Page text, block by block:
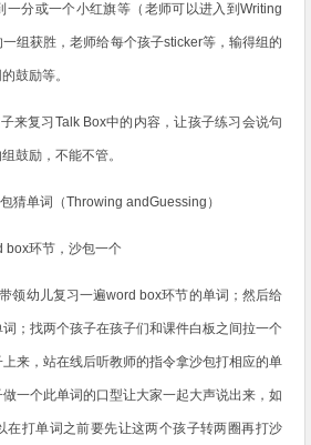
一分或一个小红旗等（老师可以进入到Writing
组获胜，老师给每个孩子sticker等，输得组的
鼓励等。
来复习 Talk Box中的内容，让孩子练习会说句
鼓励，不能不管。
猜单词（Throwing andGuessing ）
box环节，沙包一个
领幼儿复习一遍word box环节的单词；然后给
；找两个孩子在孩子们和课件白板之间拉一个
来，站在线后听教师的指令拿沙包打相应的单
一个此单词的口型让大家一起大声说出来，如
在打单词之前要先让这两个孩子转两圈再打沙